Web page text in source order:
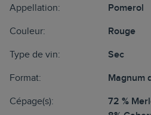
Appellation: Pomerol
Couleur: Rouge
Type de vin: Sec
Format: Magnum
Cépage(s):
72 %